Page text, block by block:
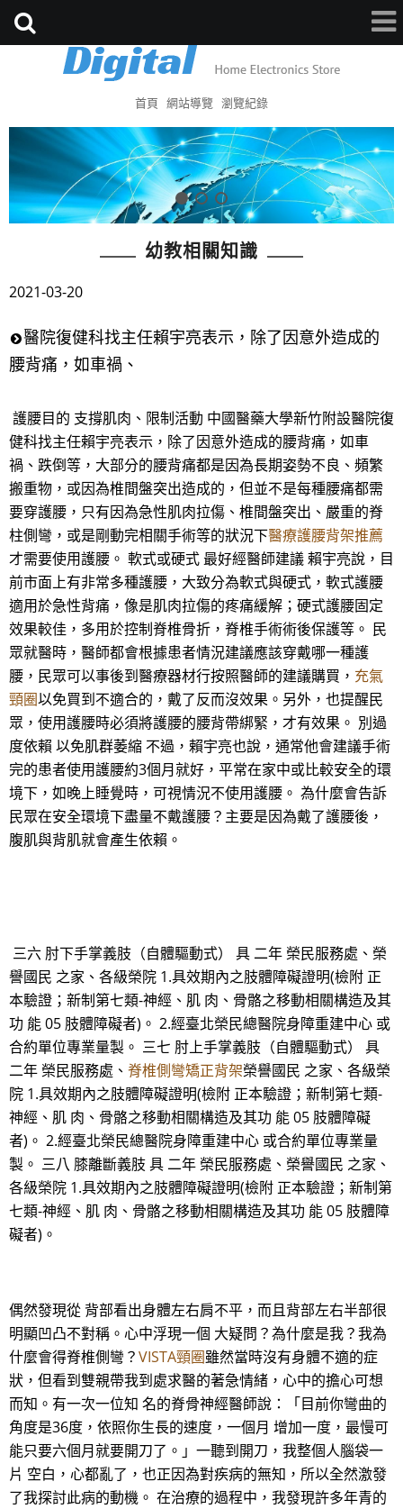
首頁 網站導覽 瀏覽紀錄
幼教相關知識
2021-03-20
醫院復健科找主任賴宇亮表示，除了因意外造成的
腰背痛，如車禍、
護腰目的 支撐肌肉、限制活動 中國醫藥大學新竹附設醫院復
健科找主任賴宇亮表示，除了因意外造成的腰背痛，如車
禍、跌倒等，大部分的腰背痛都是因為長期姿勢不良、頻繁
搬重物，或因為椎間盤突出造成的，但並不是每種腰痛都需
要穿護腰，只有因為急性肌肉拉傷、椎間盤突出、嚴重的脊
柱側彎，或是剛動完相關手術等的狀況下醫療護腰背架推薦
才需要使用護腰。 軟式或硬式 最好經醫師建議 賴宇亮說，目
前市面上有非常多種護腰，大致分為軟式與硬式，軟式護腰
適用於急性背痛，像是肌肉拉傷的疼痛緩解；硬式護腰固定
效果較佳，多用於控制脊椎骨折，脊椎手術術後保護等。 民
眾就醫時，醫師都會根據患者情況建議應該穿戴哪一種護
腰，民眾可以事後到醫療器材行按照醫師的建議購買， 充氣
頸圈以免買到不適合的，戴了反而沒效果。另外，也提醒民
眾，使用護腰時必須將護腰的腰背帶綁緊，才有效果。 別過
度依賴 以免肌群萎縮 不過，賴宇亮也說，通常他會建議手術
完的患者使用護腰約3個月就好，平常在家中或比較安全的環
境下，如晚上睡覺時，可視情況不使用護腰。 為什麼會告訴
民眾在安全環境下盡量不戴護腰？主要是因為戴了護腰後，
腹肌與背肌就會產生依賴。
三六 肘下手掌義肢（自體驅動式） 具 二年 榮民服務處、榮
譽國民 之家、各級榮院 1.具效期內之肢體障礙證明(檢附 正
本驗證；新制第七類-神經、肌 肉、骨骼之移動相關構造及其
功 能 05 肢體障礙者)。 2.經臺北榮民總醫院身障重建中心 或
合約單位專業量製。 三七 肘上手掌義肢（自體驅動式） 具
二年 榮民服務處、 脊椎側彎矯正背架榮譽國民 之家、各級榮
院 1.具效期內之肢體障礙證明(檢附 正本驗證；新制第七類-
神經、肌 肉、骨骼之移動相關構造及其功 能 05 肢體障礙
者)。 2.經臺北榮民總醫院身障重建中心 或合約單位專業量
製。 三八 膝離斷義肢 具 二年 榮民服務處、榮譽國民 之家、
各級榮院 1.具效期內之肢體障礙證明(檢附 正本驗證；新制第
七類-神經、肌 肉、骨骼之移動相關構造及其功 能 05 肢體障
礙者)。
偶然發現從 背部看出身體左右肩不平，而且背部左右半部很
明顯凹凸不對稱。心中浮現一個 大疑問？為什麼是我？我為
什麼會得脊椎側彎？VISTA頸圈雖然當時沒有身體不適的症
狀，但看到雙親帶我到處求醫的著急情緒，心中的擔心可想
而知。有一次一位知 名的脊骨神經醫師說：「目前你彎曲的
角度是36度，依照你生長的速度，一個月 增加一度，最慢可
能只要六個月就要開刀了。」一聽到開刀，我整個人腦袋一
片 空白，心都亂了，也正因為對疾病的無知，所以全然激發
了我探討此病的動機。 在治療的過程中，我發現許多年青的